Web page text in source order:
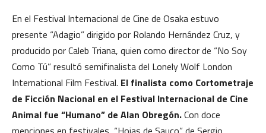
En el Festival Internacional de Cine de Osaka estuvo
presente “Adagio” dirigido por Rolando Hernández Cruz, y
producido por Caleb Triana, quien como director de “No Soy
Como Tú” resultó semifinalista del Lonely Wolf London
International Film Festival. El finalista como Cortometraje
de Ficción Nacional en el Festival Internacional de Cine
Animal fue “Humano” de Alan Obregón.Con doce